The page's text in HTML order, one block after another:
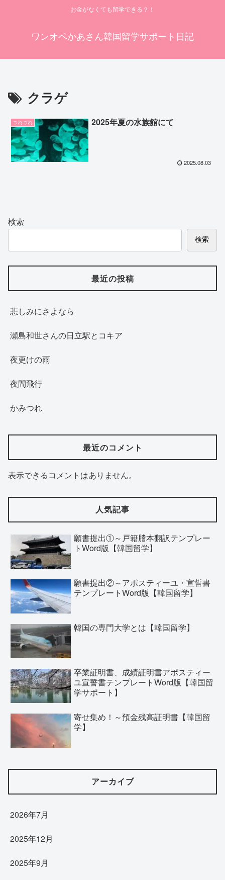
お金がなくても留学できる？！
ワンオペかあさん韓国留学サポート日記
クラゲ
つれづれ 2025年夏の水族館にて
2025.08.03
検索
検索
最近の投稿
悲しみにさよなら
瀬島和世さんの日立駅とコキア
夜更けの雨
夜間飛行
かみつれ
最近のコメント
表示できるコメントはありません。
人気記事
願書提出①～戸籍謄本翻訳テンプレー
トWord版【韓国留学】
願書提出②～アポスティーユ・宣誓書
テンプレートWord版【韓国留学】
韓国の専門大学とは【韓国留学】
卒業証明書、成績証明書アポスティー
ユ宣誓書テンプレートWord版【韓国留
学サポート】
寄せ集め！～預金残高証明書【韓国留
学】
アーカイブ
2026年7月
2025年12月
2025年9月